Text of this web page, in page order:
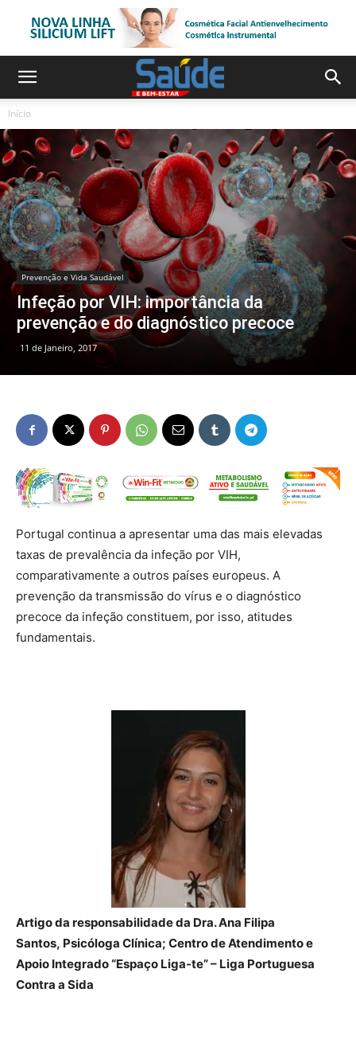
Início
Prevenção e Vida Saudável
Infeção por VIH: importância da
prevenção e do diagnóstico precoce
11 de Janeiro, 2017
Portugal continua a apresentar uma das mais elevadas
taxas de prevalência da infeção por VIH,
comparativamente a outros países europeus. A
prevenção da transmissão do vírus e o diagnóstico
precoce da infeção constituem, por isso, atitudes
fundamentais.
Artigo da responsabilidade da Dra. Ana Filipa
Santos, Psicóloga Clínica; Centro de Atendimento e
Apoio Integrado “Espaço Liga-te” – Liga Portuguesa
Contra a Sida